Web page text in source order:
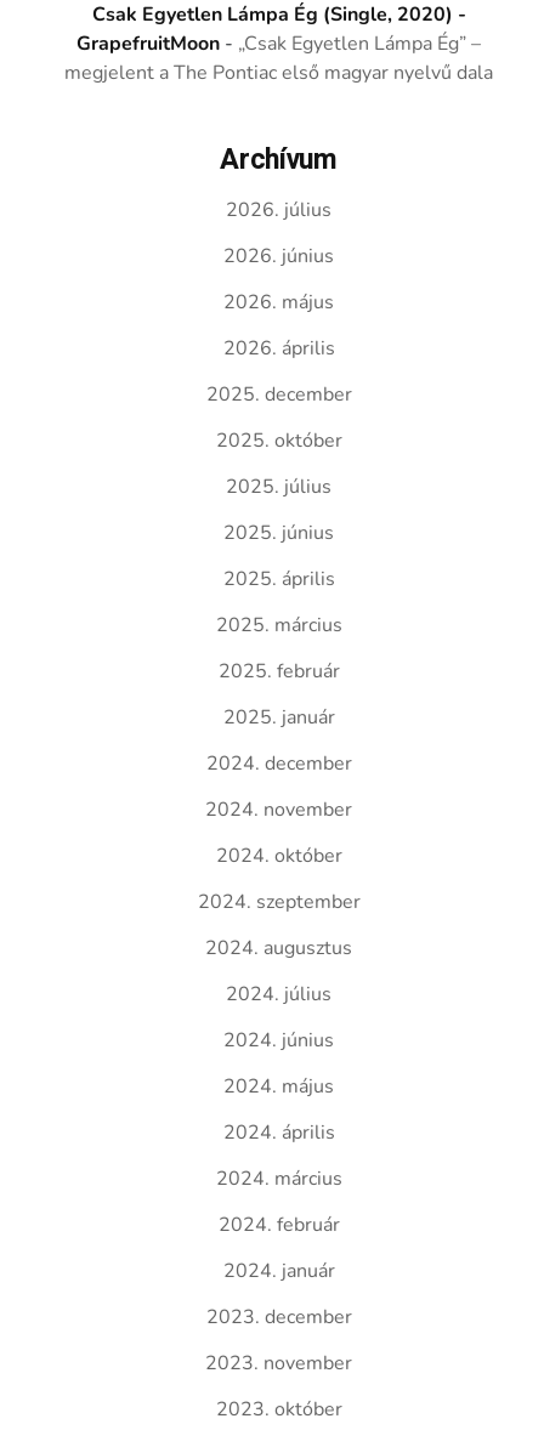
Csak Egyetlen Lámpa Ég (Single, 2020) -
GrapefruitMoon - „Csak Egyetlen Lámpa Ég” –
megjelent a The Pontiac első magyar nyelvű dala
Archívum
2026. július
2026. június
2026. május
2026. április
2025. december
2025. október
2025. július
2025. június
2025. április
2025. március
2025. február
2025. január
2024. december
2024. november
2024. október
2024. szeptember
2024. augusztus
2024. július
2024. június
2024. május
2024. április
2024. március
2024. február
2024. január
2023. december
2023. november
2023. október